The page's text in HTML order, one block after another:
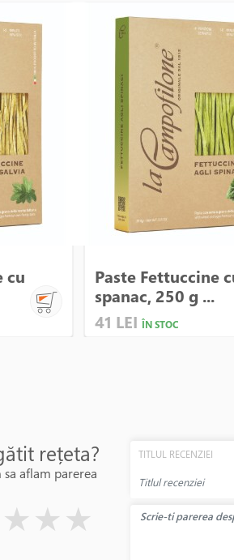
cu
Paste Fettuccine
spanac, 250 g ...
41 LEI ÎN STOC
rețeta?
sa aflam parerea
★ ★ ★
TITLUL RECENZIEI